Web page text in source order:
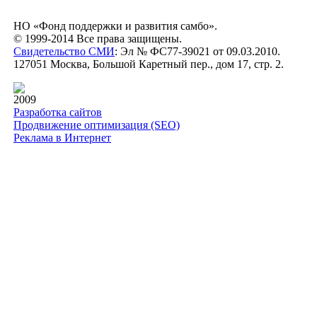
НО «Фонд поддержки и развития самбо».
© 1999-2014 Все права защищены.
Свидетельство СМИ: Эл № ФС77-39021 от 09.03.2010.
127051 Москва, Большой Каретный пер., дом 17, стр. 2.
2009
Разработка сайтов
Продвижение оптимизация (SEO)
Реклама в Интернет